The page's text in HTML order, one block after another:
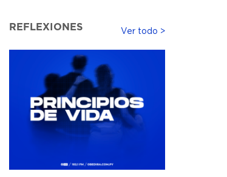
REFLEXIONES Ver todo >